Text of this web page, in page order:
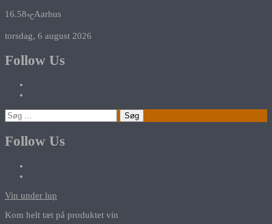
16.58℃Aarhus
torsdag, 6 august 2026
Follow Us
Søg
efter:
Follow Us
Vin under lup
Kom helt tæt på produktet vin